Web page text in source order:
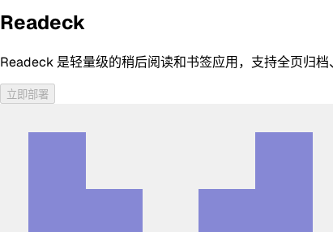
Readeck
Readeck 是轻量级的稍后阅读和书签应用，支持全页归
立即部署